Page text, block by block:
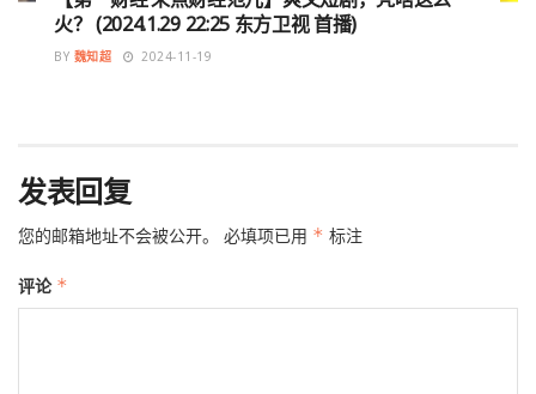
火？ (2024.1.29 22:25 东方卫视 首播)
BY 魏知超 2024-11-19
发表回复
您的邮箱地址不会被公开。 必填项已用 * 标注
评论 *